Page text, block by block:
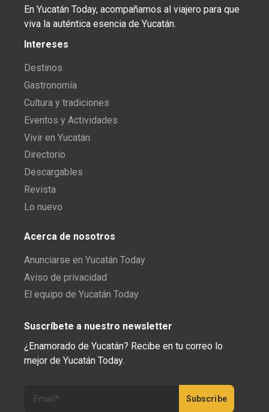
En Yucatán Today, acompañamos al viajero para que
viva la auténtica esencia de Yucatán.
Intereses
Destinos
Gastronomía
Cultura y tradiciones
Eventos y Actividades
Vivir en Yucatán
Directorio
Descargables
Revista
Lo nuevo
Acerca de nosotros
Anunciarse en Yucatán Today
Aviso de privacidad
El equipo de Yucatán Today
Suscríbete a nuestro newsletter
¿Enamorado de Yucatán? Recibe en tu correo lo
mejor de Yucatán Today.